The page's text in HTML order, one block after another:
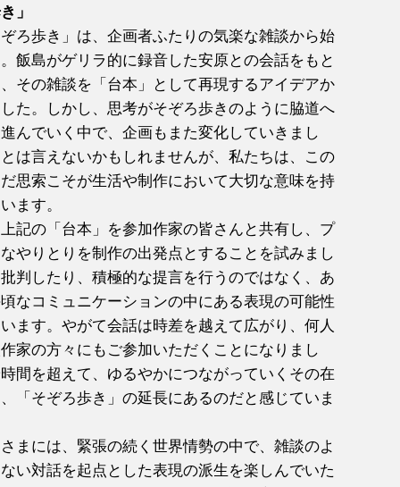
」
ろ歩き」は、企画者ふたりの気楽な雑談から始
飯島がゲリラ的に録音した安原との会話をもと
その雑談を「台本」として再現するアイデアか
た。しかし、思考がそぞろ歩きのように脇道へ
んでいく中で、企画もまた変化していきまし
は言えないかもしれませんが、私たちは、この
思索こそが生活や制作において大切な意味を持
ます。
記の「台本」を参加作家の皆さんと共有し、プ
やりとりを制作の出発点とすることを試みまし
判したり、積極的な提言を行うのではなく、あ
なコミュニケーションの中にある表現の可能性
ます。やがて会話は時差を越えて広がり、何人
家の方々にもご参加いただくことになりまし
間を超えて、ゆるやかにつながっていくその在
「そぞろ歩き」の延長にあるのだと感じていま
まには、緊張の続く世界情勢の中で、雑談のよ
い対話を起点とした表現の派生を楽しんでいた